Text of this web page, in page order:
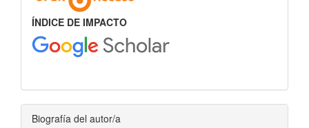
ÍNDICE DE IMPACTO
Biografía del autor/a